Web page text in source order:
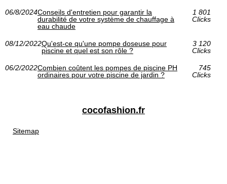
06/8/2024Conseils d'entretien pour garantir la
durabilité de votre système de chauffage à
eau chaude
1 801
Clicks
08/12/2022Qu'est-ce qu'une pompe doseuse pour
piscine et quel est son rôle ?
3 120
Clicks
06/2/2022Combien coûtent les pompes de piscine PH
ordinaires pour votre piscine de jardin ?
745
Clicks
cocofashion.fr
Sitemap